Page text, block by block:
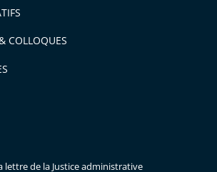
COLLOQUES
lettre de la Justice administrative